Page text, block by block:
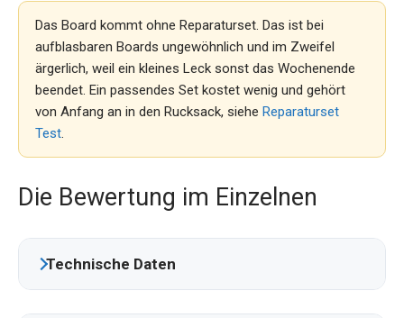
Das Board kommt ohne Reparaturset. Das ist bei
aufblasbaren Boards ungewöhnlich und im Zweifel
ärgerlich, weil ein kleines Leck sonst das Wochenende
beendet. Ein passendes Set kostet wenig und gehört
von Anfang an in den Rucksack, siehe Reparaturset
Test.
Die Bewertung im Einzelnen
Technische Daten